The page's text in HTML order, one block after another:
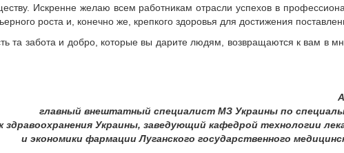
Искренне желаю всем работникам отрасли успехов в
роста и, конечно же, крепкого здоровья для достижения
та забота и добро, которые вы дарите людям, возвращаются к вам в
главный внештатный специалист МЗ Украины по
здравоохранения Украины, заведующий кафедрой технологии
и экономики фармации Луганского государственного